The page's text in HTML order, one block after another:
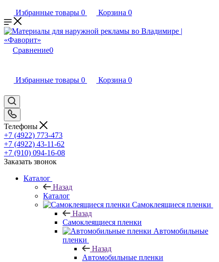
Избранные товары 0 Корзина 0
Сравнение0
Избранные товары 0 Корзина 0
Телефоны
+7 (4922) 773-473
+7 (4922) 43-11-62
+7 (910) 094-16-08
Заказать звонок
Каталог
Назад
Каталог
Самоклеящиеся пленки
Назад
Самоклеящиеся пленки
Автомобильные
пленки
Назад
Автомобильные пленки